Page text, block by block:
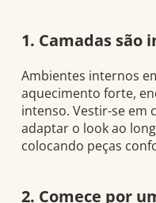
1. Camadas são
Ambientes internos
aquecimento forte,
intenso. Vestir-se em
adaptar o look ao
colocando peças
2. Comece por